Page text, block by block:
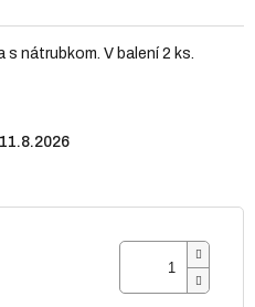
11.8.2026
nátrubkom. V balení 2 ks.